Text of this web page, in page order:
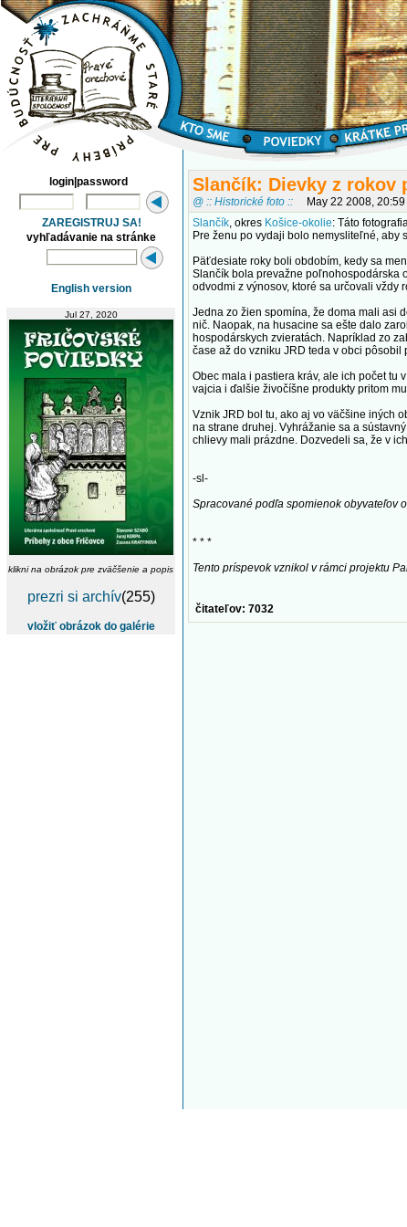
login|password
ZAREGISTRUJ SA!
vyhľadávanie na stránke
English version
Jul 27, 2020
klikni na obrázok pre zväčšenie a popis
prezri si archív(255)
vložiť obrázok do galérie
Slančík: Dievky z rokov
@ :: Historické foto ::
May 22 2008,
Slančík, okres Košice-okolie: Táto
Pre ženu po vydaji bolo nemysliteľné, aby
Päťdesiate roky boli obdobím, kedy sa
Slančík bola prevažne poľnohospodárska
odvodmi z výnosov, ktoré sa určovali
Jedna zo žien spomína, že doma mali asi
nič. Naopak, na husacine sa ešte dalo
hospodárskych zvieratách. Napríklad zo
čase až do vzniku JRD teda v obci
Obec mala i pastiera kráv, ale ich počet
vajcia i ďalšie živočíšne produkty pritom
Vznik JRD bol tu, ako aj vo väčšine iných
na strane druhej. Vyhrážanie sa a
chlievy mali prázdne. Dozvedeli sa, že v
-sl-
Spracované podľa spomienok obyvateľov
* * *
Tento príspevok vznikol v rámci projektu
čitateľov: 7032